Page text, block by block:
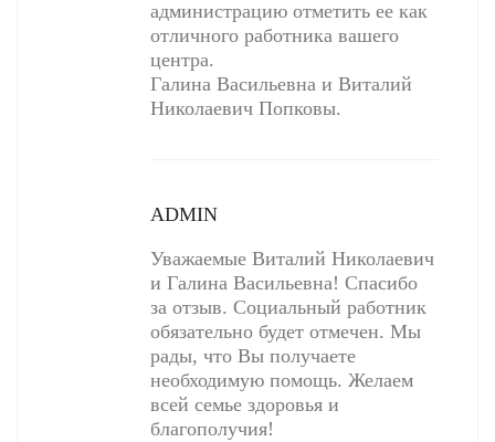
администрацию отметить ее как
отличного работника вашего
центра.
Галина Васильевна и Виталий
Николаевич Попковы.
ADMIN
Уважаемые Виталий Николаевич
и Галина Васильевна! Спасибо
за отзыв. Социальный работник
обязательно будет отмечен. Мы
рады, что Вы получаете
необходимую помощь. Желаем
всей семье здоровья и
благополучия!